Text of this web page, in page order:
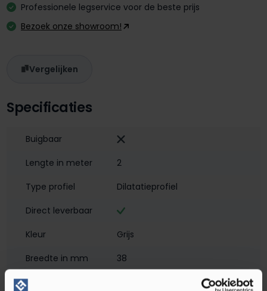
Specificaties
Buigbaar
Lengte in meter
2
Type profiel
Dilatatieprofiel
Direct leverbaar
Kleur
Grijs
Breedte in mm
38
Hoogte in mm
Professionele legservice voor de beste prijs
Bezoek onze showroom!
Vergelijken